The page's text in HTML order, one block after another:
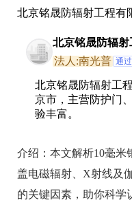
北京铭晟防辐射工程有
北京铭晟防辐射
法人:南光普 通
北京铭晟防辐射工
京市，主营防护门
验丰富。
介绍： 本文解析10毫米
盖电磁辐射、X射线及
的关键因素，助你科学